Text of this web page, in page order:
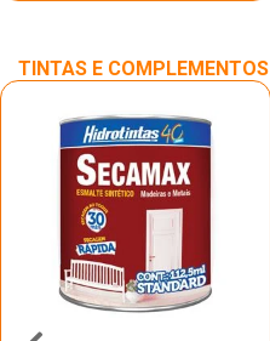
TINTAS E COMPLEMENTOS